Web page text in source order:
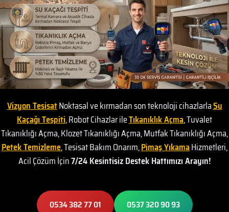
Vizyon TesisatNoktasal ve kırmadan son teknoloji cihazlarlaSu
Kaçağı Tespiti, Robot Cihazlar ileTıkanıklık Açma, Tuvalet
Tıkanıklığı Açma, Klozet Tıkanıklığı Açma, Mutfak Tıkanıklığı Açma,
Petek Temizleme, Tesisat Bakım Onarım,Pimaş YıkamaHizmetleri,
Acil Çözüm İçin7/24 Kesintisiz Destek Hattımızı Arayın!
0534 382 77 01 0537 320 90 93